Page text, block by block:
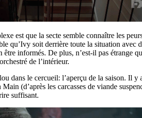
est que la secte semble connaître les
qu’Ivy soit derrière toute la situation
informés. De plus, n’est-il pas étrange
de l’intérieur.
dans le cercueil: l’aperçu de la saison. Il
(d’après les carcasses de viande
suffisant.